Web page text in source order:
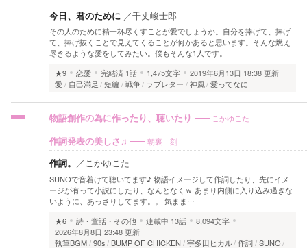
今日、君のために ／千丈峻士郎
その人のために精一杯尽くすことが愛でしょうか。自分を捧げて、捧げ
て、捧げ抜くことで見えてくることが何かあると思います。そんな燃え
尽きるような愛をしてみたい。僕もそんな1人です。
★9
恋愛 完結済 1話 1,475文字
2019年6月13日 18:38 更新
愛
自己満足 短編 戦争 ラブレター 神風 愛ってなに
物語創作の為に作ったり、聴いたり こかゆこた
作詞発表の美しさ♫ 朝裏 刻
作詞。 ／こかゆこた
SUNOで音着けて聴いてます♪ 物語イメージして作詞したり、先にイメ
ージが有って小説にしたり、なんとなくｗ あまり内側に入り込み過ぎな
いように、あっさりしてます。。 気まま…
★6
詩・童話・その他 連載中 13話
8,094文字
2026年8月8日 23:48 更新
執筆BGM 90s BUMP OF CHICKEN 宇多田ヒカル 作詞 SUNO